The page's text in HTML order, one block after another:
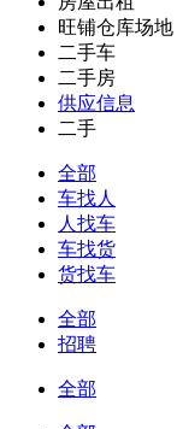
旺铺仓库场地
二手车
二手房
供应信息
二手
全部
车找人
人找车
车找货
货找车
全部
招聘
全部